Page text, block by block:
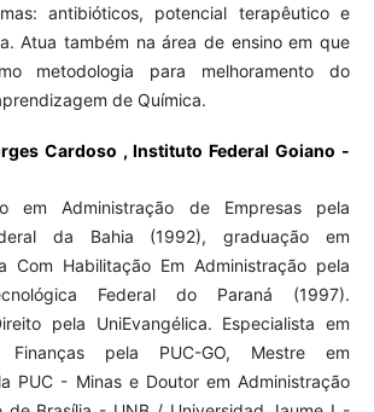
antibióticos, potencial terapêutico e
Atua também na área de ensino em que
metodologia para melhoramento do
de Química.
Cardoso ,Instituto Federal Goiano -
em Administração de Empresas pela
da Bahia (1992), graduação em
Com Habilitação Em Administração pela
Federal do Paraná (1997).
pela UniEvangélica. Especialista em
Finanças pela PUC-GO, Mestre em
PUC - Minas e Doutor em Administração